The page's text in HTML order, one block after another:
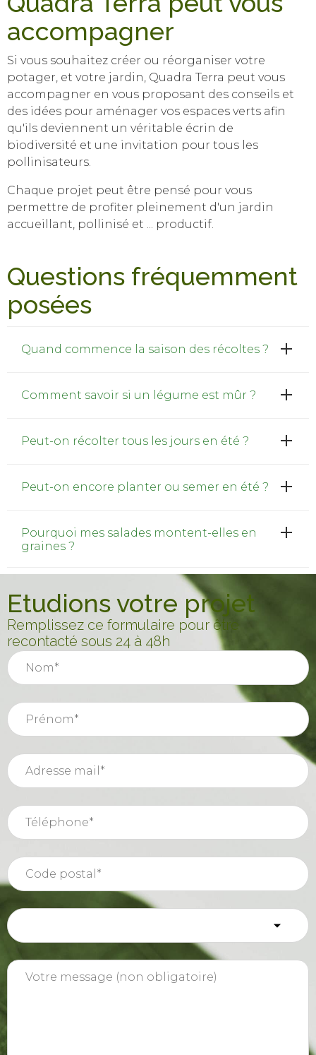
accompagner
Si vous souhaitez créer ou réorganiser votre
potager, et votre jardin, Quadra Terra peut vous
accompagner en vous proposant des conseils et
des idées pour aménager vos espaces verts afin
qu'ils deviennent un véritable écrin de
biodiversité et une invitation pour tous les
pollinisateurs.
Chaque projet peut être pensé pour vous
permettre de profiter pleinement d'un jardin
accueillant, pollinisé et ... productif.
Questions fréquemment
posées
Quand commence la saison des récoltes ?
Comment savoir si un légume est mûr ?
Peut-on récolter tous les jours en été ?
Peut-on encore planter ou semer en été ?
Pourquoi mes salades montent-elles en
graines ?
Etudions votre projet
Remplissez ce formulaire pour être
recontacté sous 24 à 48h